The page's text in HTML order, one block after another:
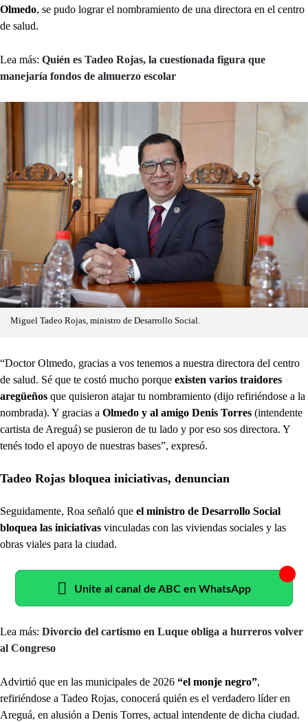
Olmedo, se pudo lograr el nombramiento de una directora en el centro
de salud.
Lea más: Quién es Tadeo Rojas, la cuestionada figura que
manejaría fondos de almuerzo escolar
Miguel Tadeo Rojas, ministro de Desarrollo Social.
“Doctor Olmedo, gracias a vos tenemos a nuestra directora del centro
de salud. Sé que te costó mucho porque existen varios traidores
aregüeños que quisieron atajar tu nombramiento (dijo refiriéndose a la
nombrada). Y gracias a Olmedo y al amigo Denis Torres (intendente
cartista de Areguá) se pusieron de tu lado y por eso sos directora. Y
tenés todo el apoyo de nuestras bases”, expresó.
Tadeo Rojas bloquea iniciativas, denuncian
Seguidamente, Roa señaló que el ministro de Desarrollo Social
bloquea las iniciativas vinculadas con las viviendas sociales y las
obras viales para la ciudad.
Unite al canal de ABC en WhatsApp
Lea más: Divorcio del cartismo en Luque obliga a hurreros volver
al Congreso
Advirtió que en las municipales de 2026 “el monje negro”,
refiriéndose a Tadeo Rojas, conocerá quién es el verdadero líder en
Areguá, en alusión a Denis Torres, actual intendente de dicha ciudad.